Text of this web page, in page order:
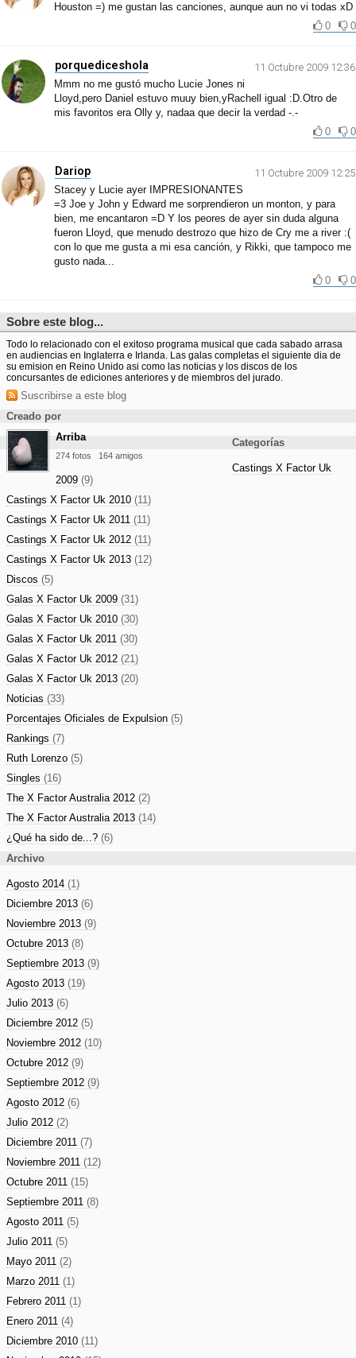
Houston =) me gustan las canciones, aunque aun no vi todas xD
0
0
porquediceshola
11 Octubre 2009 12:36
Mmm no me gustó mucho Lucie Jones ni
Lloyd,pero Daniel estuvo muuy bien,yRachell igual :D.Otro de
mis favoritos era Olly y, nadaa que decir la verdad -.-
0
0
Dariop
11 Octubre 2009 12:25
Stacey y Lucie ayer IMPRESIONANTES
=3 Joe y John y Edward me sorprendieron un monton, y para
bien, me encantaron =D Y los peores de ayer sin duda alguna
fueron Lloyd, que menudo destrozo que hizo de Cry me a river :(
con lo que me gusta a mi esa canción, y Rikki, que tampoco me
gusto nada...
0
0
Sobre este blog...
Todo lo relacionado con el exitoso programa musical que cada sabado arrasa
en audiencias en Inglaterra e Irlanda. Las galas completas el siguiente dia de
su emision en Reino Unido asi como las noticias y los discos de los
concursantes de ediciones anteriores y de miembros del jurado.
Suscribirse a este blog
Creado por
Arriba
274 fotos 164 amigos
Categorías
Castings X Factor Uk
2009 (9)
Castings X Factor Uk 2010 (11)
Castings X Factor Uk 2011 (11)
Castings X Factor Uk 2012 (11)
Castings X Factor Uk 2013 (12)
Discos (5)
Galas X Factor Uk 2009 (31)
Galas X Factor Uk 2010 (30)
Galas X Factor Uk 2011 (30)
Galas X Factor Uk 2012 (21)
Galas X Factor Uk 2013 (20)
Noticias (33)
Porcentajes Oficiales de Expulsion (5)
Rankings (7)
Ruth Lorenzo (5)
Singles (16)
The X Factor Australia 2012 (2)
The X Factor Australia 2013 (14)
¿Qué ha sido de...? (6)
Archivo
Agosto 2014 (1)
Diciembre 2013 (6)
Noviembre 2013 (9)
Octubre 2013 (8)
Septiembre 2013 (9)
Agosto 2013 (19)
Julio 2013 (6)
Diciembre 2012 (5)
Noviembre 2012 (10)
Octubre 2012 (9)
Septiembre 2012 (9)
Agosto 2012 (6)
Julio 2012 (2)
Diciembre 2011 (7)
Noviembre 2011 (12)
Octubre 2011 (15)
Septiembre 2011 (8)
Agosto 2011 (5)
Julio 2011 (5)
Mayo 2011 (2)
Marzo 2011 (1)
Febrero 2011 (1)
Enero 2011 (4)
Diciembre 2010 (11)